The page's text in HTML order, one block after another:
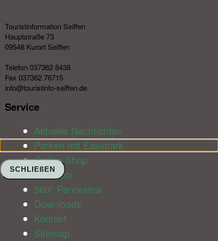
Touristinformation Seiffen
Hauptstraße 73
09548 Kurort Seiffen
Telefon 037362 8438
Fax 037362 76715
info@touristinfo-seiffen.de
Service​
Aktuelle Nachrichten
Parken mit Easypark
Online-Shop
Webcam
360° Panorama
Downloads
Kontakt
Sitemap
SCHLIEßEN